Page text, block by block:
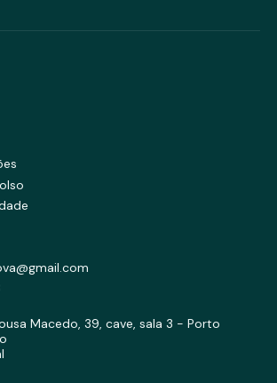
Macedo, 39, cave, sala 3 - Porto